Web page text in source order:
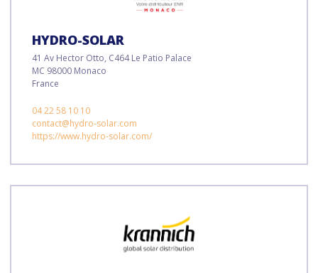
HYDRO-SOLAR
41 Av Hector Otto, C464 Le Patio Palace
MC 98000 Monaco
France
04 22 58 10 10
contact@hydro-solar.com
https://www.hydro-solar.com/